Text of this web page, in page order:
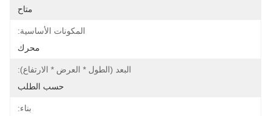
متاح
المكونات الأساسية:
محرك
البعد (الطول * العرض * الارتفاع):
حسب الطلب
بناء: